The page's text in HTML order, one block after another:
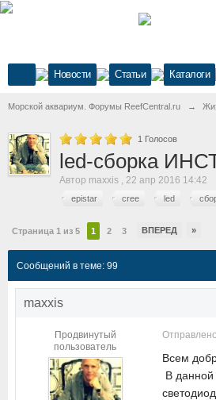
Новости Статьи Каталоги
Морской аквариум. Форумы ReefCentral.ru →
1 Голосов
led-сборка
Автор maxxis , 22 апр 2016 14:42
epistar cree led
Страница 1 из 5 1 2 3 ВПЕРЕД »
Сообщений в теме: 99
maxxis
Продвинутый
пользователь
Отправлено
Всем
В данной